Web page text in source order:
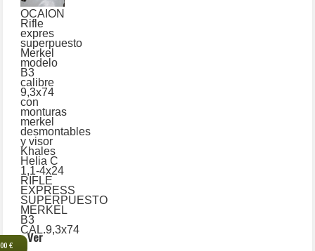
OCAION
Rifle
expres
superpuesto
Merkel
modelo
B3
calibre
9,3x74
con
monturas
merkel
desmontables
y visor
Khales
Helia C
1,1-4x24
RIFLE
EXPRESS
SUPERPUESTO
MERKEL
B3
CAL.9,3x74
€
Ver